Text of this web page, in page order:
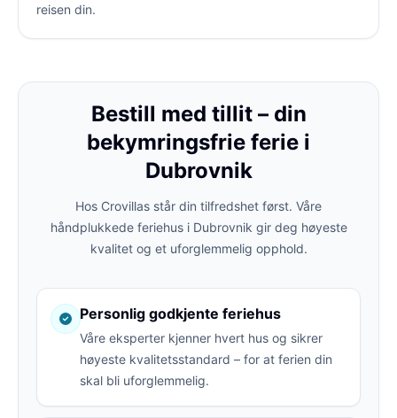
reisen din.
Bestill med tillit – din
bekymringsfrie ferie i
Dubrovnik
Hos Crovillas står din tilfredshet først. Våre
håndplukkede feriehus i Dubrovnik gir deg høyeste
kvalitet og et uforglemmelig opphold.
Personlig godkjente feriehus
Våre eksperter kjenner hvert hus og sikrer
høyeste kvalitetsstandard – for at ferien din
skal bli uforglemmelig.